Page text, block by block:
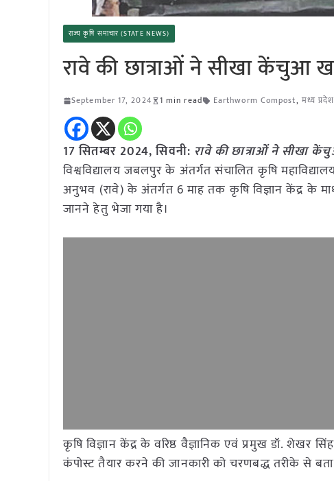
राज्य कृषि समाचार (STATE NEWS)
रावे की छात्राओं ने सीखा केंचुआ
September 17, 2024 1 min read Earthworm Compost, मध्य प्रदेश
17 सितम्बर 2024, सिवनी: रावे की छात्राओं ने सीखा
विश्वविद्यालय जबलपुर के अंतर्गत संचालित कृषि
अनुभव (रावे) के अंतर्गत 6 माह तक कृषि विज्ञान केंद्र के
जानने हेतु भेजा गया है।
कृषि विज्ञान केंद्र के वरिष्ठ वैज्ञानिक एवं प्रमुख डॉ. शेखर
कंपोस्ट तैयार करने की जानकारी को चरणबद्ध तरीके से